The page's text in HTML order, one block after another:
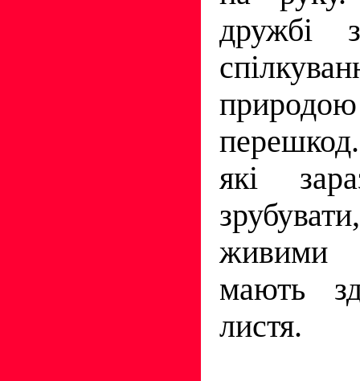
дружбі
які
живими
мають
листя.